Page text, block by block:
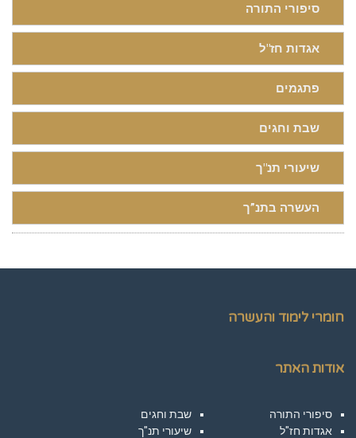
סיפורי התורה
אגדות חז"ל
פתגמים
שבת וחגים
שיעורי תנ"ך
העשרה בתנ”ך
חומרי לימוד והעשרה
אודות האתר
סיפורי התורה
אגדות חז"ל
שבת וחגים
שיעורי תנ"ך